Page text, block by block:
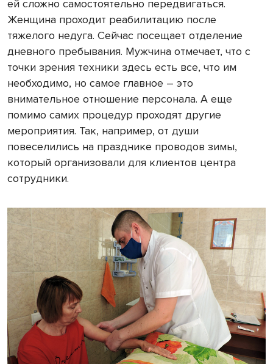
ей сложно самостоятельно передвигаться.
Женщина проходит реабилитацию после
тяжелого недуга. Сейчас посещает отделение
дневного пребывания. Мужчина отмечает, что с
точки зрения техники здесь есть все, что им
необходимо, но самое главное – это
внимательное отношение персонала. А еще
помимо самих процедур проходят другие
мероприятия. Так, например, от души
повеселились на празднике проводов зимы,
который организовали для клиентов центра
сотрудники.